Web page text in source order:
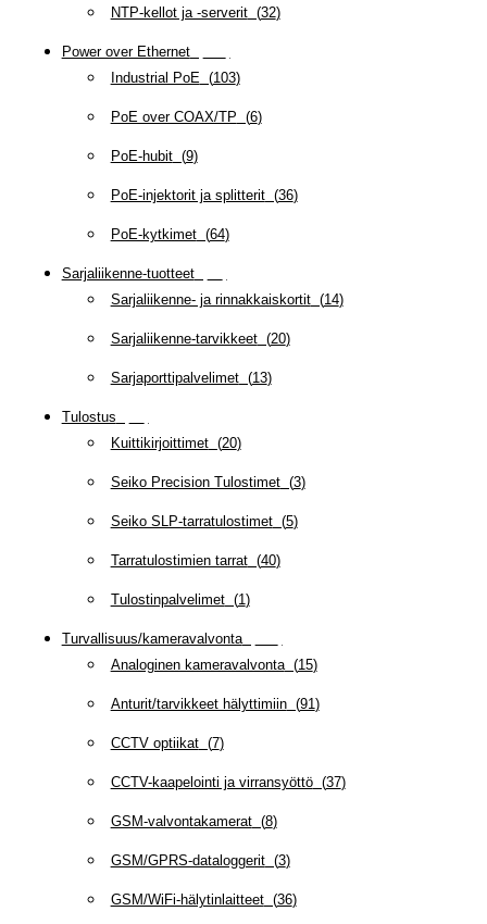
NTP-kellot ja -serverit(32)
Power over Ethernet(
Industrial PoE(103)
PoE over COAX/TP (6)
PoE-hubit(9)
PoE-injektorit ja splitterit(36)
PoE-kytkimet(64)
Sarjaliikenne-tuotteet(
Sarjaliikenne- ja rinnakkaiskortit(14)
Sarjaliikenne-tarvikkeet(20)
Sarjaporttipalvelimet(13)
Tulostus
Kuittikirjoittimet(20)
Seiko Precision Tulostimet(3)
Seiko SLP-tarratulostimet(5)
Tarratulostimien tarrat(40)
Tulostinpalvelimet(1)
Turvallisuus/kameravalvonta(
Analoginen kameravalvonta(15)
Anturit/tarvikkeet hälyttimiin(91)
CCTV optiikat(7)
CCTV-kaapelointi ja virransyöttö(37)
GSM-valvontakamerat(8)
GSM/GPRS-dataloggerit(3)
GSM/WiFi-hälytinlaitteet(36)